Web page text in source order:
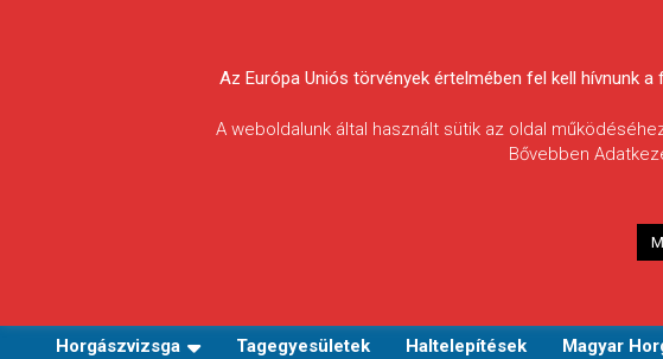
Körösvidéki Horgász
Egyesületek
Horgászvizsga Tagegyesületek Haltelepítések Magyar
Az Európa Uniós törvények értelmében fel kell hívnunk
A weboldalunk által használt sütik az oldal
Bővebben